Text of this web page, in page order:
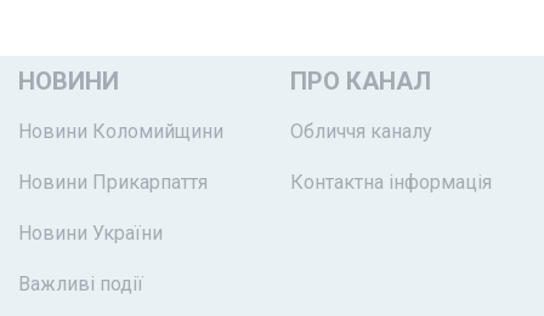
НОВИНИ
Новини Коломийщини
Новини Прикарпаття
Новини України
Важливі події
ПРО КАНАЛ
Обличчя каналу
Контактна інформація